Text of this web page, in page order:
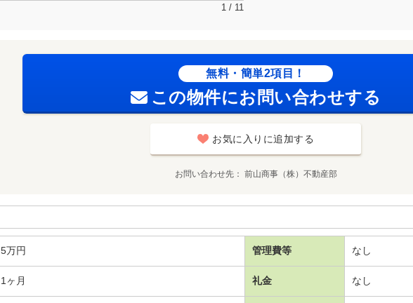
1 / 11
無料・簡単2項目！
この物件にお問い合わせする
お気に入りに追加する
お問い合わせ先 前山商事（株）不動産部
5万円 管理費等 なし
1ヶ月 礼金 なし